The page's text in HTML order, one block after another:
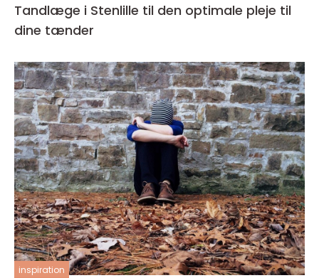
Tandlæge i Stenlille til den optimale pleje til
dine tænder
inspiration